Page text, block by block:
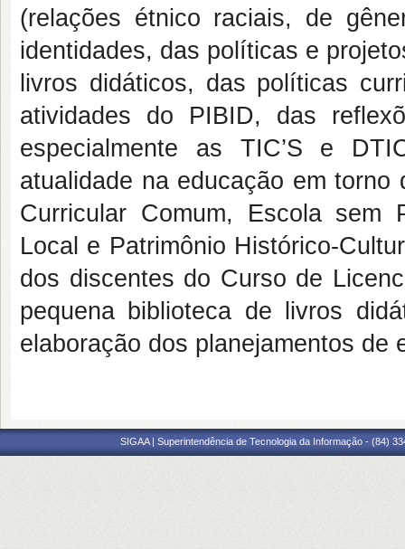
(relações étnico raciais, de
identidades, das políticas e
livros didáticos, das políticas
atividades do PIBID, das
especialmente as TIC’S e
atualidade na educação em
Curricular Comum, Escola sem
Local e Patrimônio Histórico-
dos discentes do Curso de
pequena biblioteca de livros
elaboração dos planejamentos de
SIGAA | Superintendência de Tecnologia da Informação - (84)